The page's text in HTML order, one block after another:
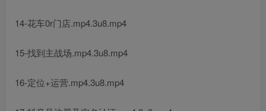
14-花车0r门店.mp4.3u8.mp4
15-找到主战场.mp4.3u8.mp4
16-定位+运营.mp4.3u8.mp4